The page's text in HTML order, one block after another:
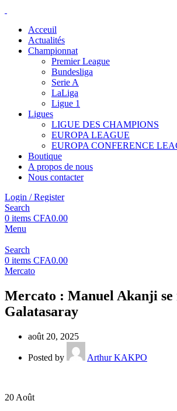
Acceuil
Actualités
Championnat
Premier League
Bundesliga
Serie A
LaLiga
Ligue 1
Ligues
LIGUE DES CHAMPIONS
EUROPA LEAGUE
EUROPA CONFERENCE
Boutique
A propos de nous
Nous contacter
Login / Register
Search
0 items CFA0.00
Menu
Search
0 items CFA0.00
Mercato
Mercato : Manuel Akanji se
Galatasaray
août 20, 2025
Posted by Arthur KAKPO
20 Août